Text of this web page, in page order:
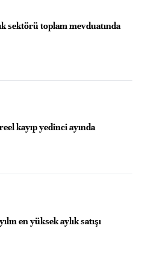
sektörü toplam mevduatında
kayıp yedinci ayında
en yüksek aylık satışı